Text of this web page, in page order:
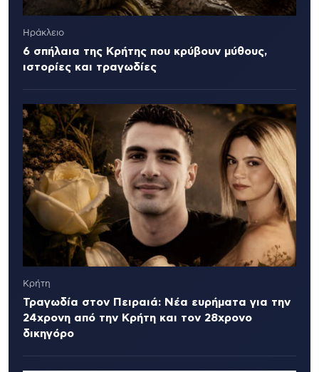
Ηράκλειο
6 σπήλαια της Κρήτης που κρύβουν μύθους,
ιστορίες και τραγωδίες
Κρήτη
Τραγωδία στον Πειραιά: Νέα ευρήματα για την
24χρονη από την Κρήτη και τον 28χρονο
δικηγόρο